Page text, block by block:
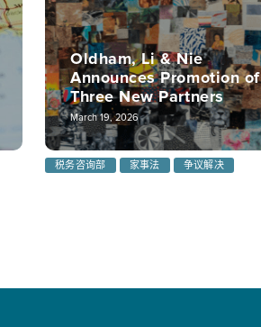
Oldham, Li & Nie
Announces Promotion of
Three New Partners
March 19, 2026
税务咨询部 家事法 争议解决